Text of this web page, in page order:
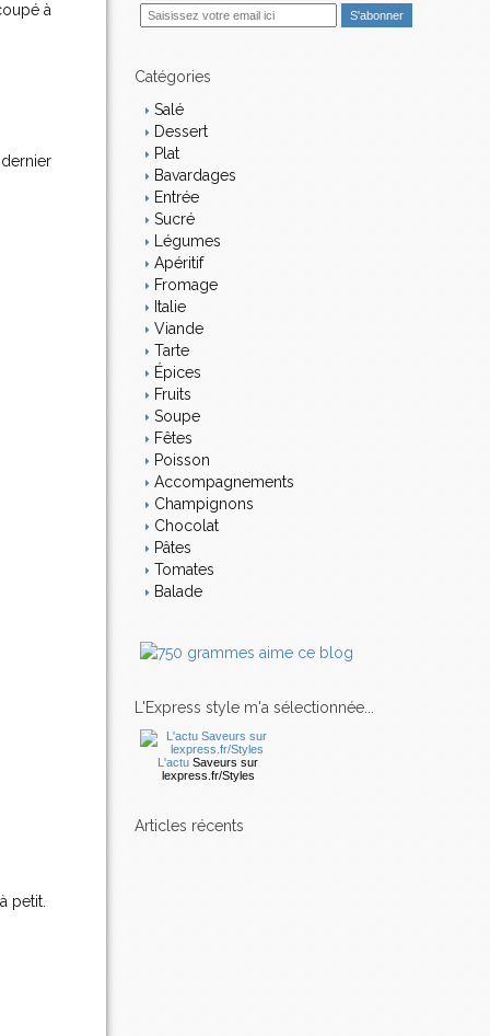
à
petit.
i Catégories
Salé
Dessert
Plat
Bavardages
Entrée
Sucré
Légumes
Apéritif
Fromage
Italie
Viande
Tarte
Épices
Fruits
Soupe
Fêtes
Poisson
Accompagnements
Champignons
Chocolat
Pâtes
Tomates
Balade
L'Express style m'a sélectionnée...
L'actu Saveurs sur
lexpress.fr/Styles
articles récents